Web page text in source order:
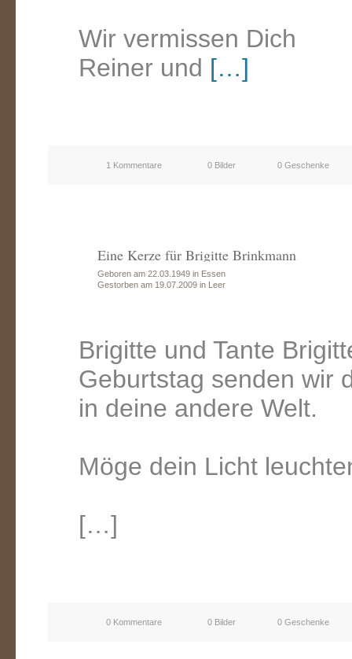
Wir vermissen Dich
Reiner und […]
1 Kommentare 0 Bilder 0 Geschenke
Eine Kerze für Brigitte Brinkmann
Geboren am 22.03.1949 in Essen
Gestorben am 19.07.2009 in Leer
Brigitte und Tante
Geburtstag senden wir
in deine andere Welt.
Möge dein Licht
[…]
0 Kommentare 0 Bilder 0 Geschenke